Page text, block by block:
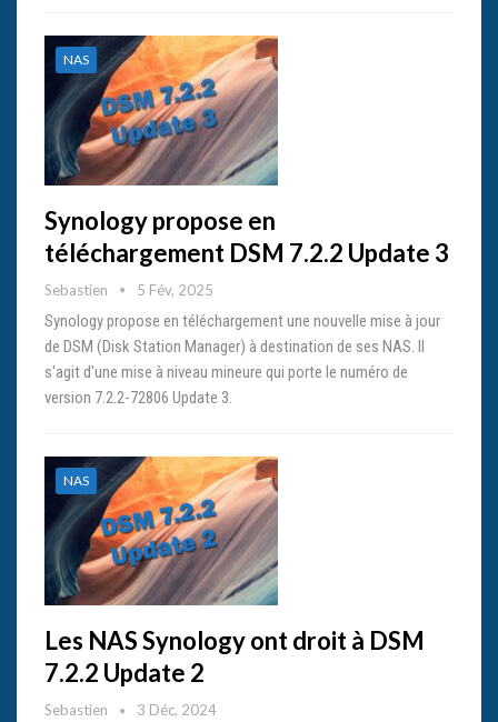
NAS
Synology propose en
téléchargement DSM 7.2.2 Update 3
Sebastien 5 Fév, 2025
Synology propose en téléchargement une nouvelle mise à jour
de DSM (Disk Station Manager) à destination de ses NAS. Il
s'agit d'une mise à niveau mineure qui porte le numéro de
version 7.2.2-72806 Update 3.
NAS
Les NAS Synology ont droit à DSM
7.2.2 Update 2
Sebastien 3 Déc, 2024